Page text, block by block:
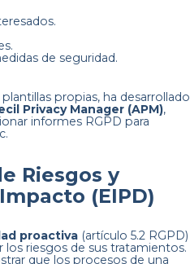
de seguridad.
propias, ha desarrollado
Privacy Manager (APM),
informes RGPD para
Riesgos y
(EIPD)
proactiva (artículo 5.2 RGPD)
los riesgos de sus tratamientos.
que los procesos de una